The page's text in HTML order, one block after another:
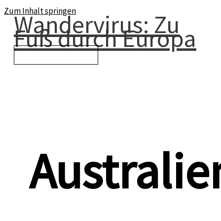
Zum Inhalt springen
Wandervirus: Zu
Fuß durch Europa